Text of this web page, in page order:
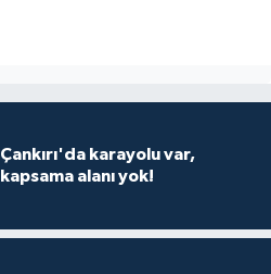
Çankırı'da karayolu var,
kapsama alanı yok!